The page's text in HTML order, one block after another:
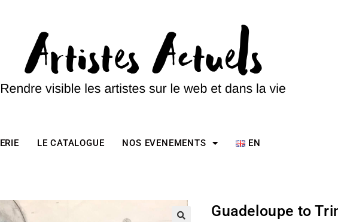
LE CATALOGUE NOS EVENEMENTS EN
Guadeloupe to